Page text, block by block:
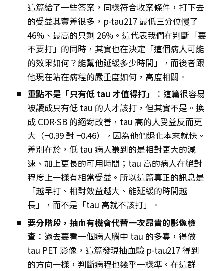
這篇給了一些答案，同樣符合收案條件，打下去
的受益其實差很多，p-tau217 最低三分位慢了
46%、最高的只剩 26%。這代表我們在判斷「要
不要打」的同時，其實也在決定「這個病人可能
的效果如何？能幫他延緩多少時間」，而後者跟
他現在站在病程的嚴重度如何，高度相關。
重點不是「只有低 tau 才值得打」
：這篇很容易
被讀成只有低 tau 的人才該打，但其實不是。換
成 CDR-SB 的絕對改善，tau 高的人受益反而更
大（−0.99 對 −0.46），因為他們退化本來就快。
差別在於，低 tau 病人賺到的是相對更大的減
速、加上更長的可用時間；tau 高的病人在絕對
程度上一樣有相當受益。所以這篇真正的訊息是
「越早打、相對效益越大、能延緩的時間越
長」，而不是「tau 高就不該打」。
要分階段，抽血有機會代替一次昂貴的影像檢
查 ：過去要看一個病人腦中 tau 的多寡，得做
tau PET 影像，這篇發現抽血驗 p-tau217 得到
的方向一樣，判斷病程也幾乎一樣準。在這群